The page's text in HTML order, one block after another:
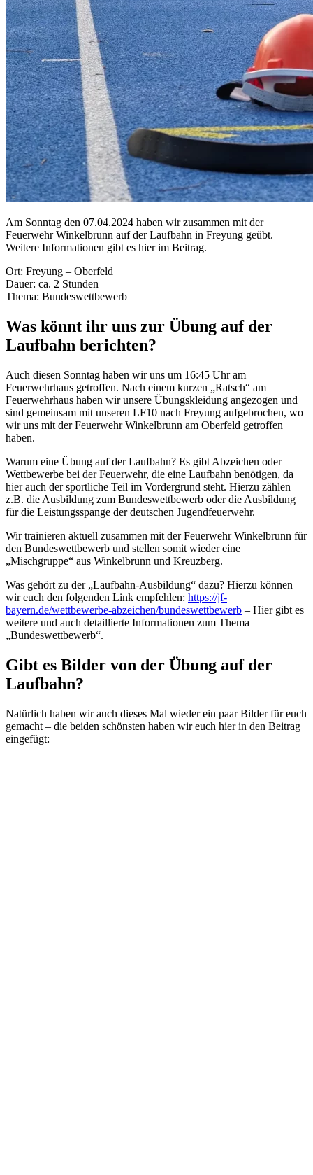
Am Sonntag den 07.04.2024 haben wir zusammen mit der
Feuerwehr Winkelbrunn auf der Laufbahn in Freyung geübt.
Weitere Informationen gibt es hier im Beitrag.
Ort: Freyung – Oberfeld
Dauer: ca. 2 Stunden
Thema: Bundeswettbewerb
Was könnt ihr uns zur Übung auf der
Laufbahn berichten?
Auch diesen Sonntag haben wir uns um 16:45 Uhr am
Feuerwehrhaus getroffen. Nach einem kurzen „Ratsch“ am
Feuerwehrhaus haben wir unsere Übungskleidung angezogen und
sind gemeinsam mit unseren LF10 nach Freyung aufgebrochen, wo
wir uns mit der Feuerwehr Winkelbrunn am Oberfeld getroffen
haben.
Warum eine Übung auf der Laufbahn? Es gibt Abzeichen oder
Wettbewerbe bei der Feuerwehr, die eine Laufbahn benötigen, da
hier auch der sportliche Teil im Vordergrund steht. Hierzu zählen
z.B. die Ausbildung zum Bundeswettbewerb oder die Ausbildung
für die Leistungsspange der deutschen Jugendfeuerwehr.
Wir trainieren aktuell zusammen mit der Feuerwehr Winkelbrunn für
den Bundeswettbewerb und stellen somit wieder eine
„Mischgruppe“ aus Winkelbrunn und Kreuzberg.
Was gehört zu der „Laufbahn-Ausbildung“ dazu? Hierzu können
wir euch den folgenden Link empfehlen: https://jf-
bayern.de/wettbewerbe-abzeichen/bundeswettbewerb – Hier gibt es
weitere und auch detaillierte Informationen zum Thema
„Bundeswettbewerb“.
Gibt es Bilder von der Übung auf der
Laufbahn?
Natürlich haben wir auch dieses Mal wieder ein paar Bilder für euch
gemacht – die beiden schönsten haben wir euch hier in den Beitrag
eingefügt: